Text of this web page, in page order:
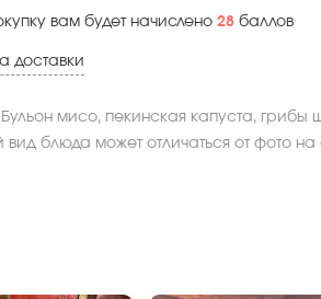
вам будет начислено 28 баллов
доставки
Бульон мисо, пекинская капуста,
вид блюда может отличаться от фото на